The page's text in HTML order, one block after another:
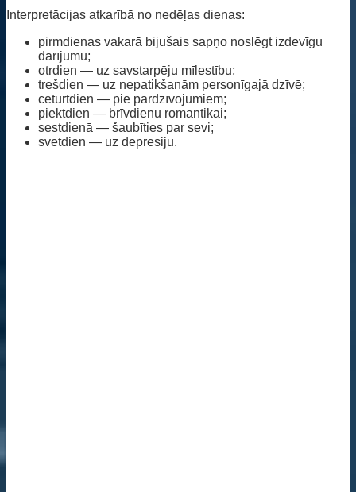
Interpretācijas atkarībā no nedēļas dienas:
pirmdienas vakarā bijušais sapņo noslēgt izdevīgu
darījumu;
otrdien — uz savstarpēju mīlestību;
trešdien — uz nepatikšanām personīgajā dzīvē;
ceturtdien — pie pārdzīvojumiem;
piektdien — brīvdienu romantikai;
sestdienā — šaubīties par sevi;
svētdien — uz depresiju.